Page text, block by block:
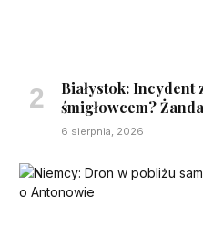
Białystok: Incydent
śmigłowcem?
6 sierpnia, 2026